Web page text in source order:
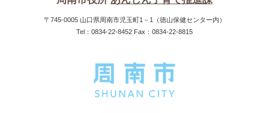
〒745-0005 山口県周南市児玉町1－1（徳山保健センター内）
Tel：0834-22-8452 Fax：0834-22-8815